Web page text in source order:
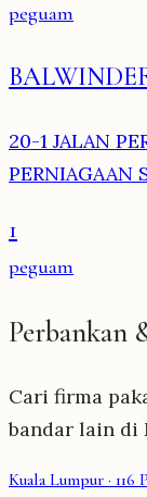
peguam
20-1 JALAN
PERNIAGAAN
1
peguam
Perbankan
Cari firma
bandar lain di
Kuala Lumpur · 116